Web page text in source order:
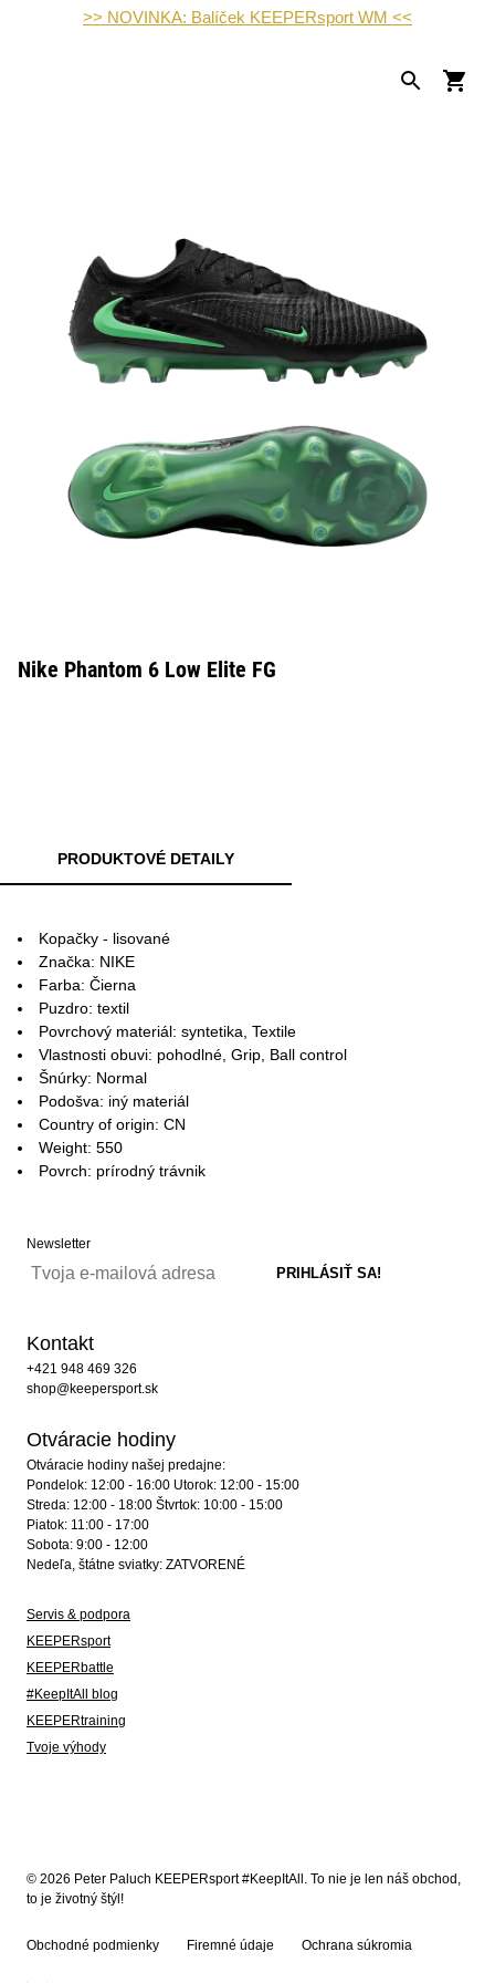
>> NOVINKA: Balíček KEEPERsport WM <<
Nike Phantom 6 Low Elite FG
PRODUKTOVÉ DETAILY
Kopačky - lisované
Značka: NIKE
Farba: Čierna
Puzdro: textil
Povrchový materiál: syntetika, Textile
Vlastnosti obuvi: pohodlné, Grip, Ball control
Šnúrky: Normal
Podošva: iný materiál
Country of origin: CN
Weight: 550
Povrch: prírodný trávnik
Newsletter
Kontakt
+421 948 469 326
shop@keepersport.sk
Otváracie hodiny
Otváracie hodiny našej predajne:
Pondelok: 12:00 - 16:00 Utorok: 12:00 - 15:00
Streda: 12:00 - 18:00 Štvrtok: 10:00 - 15:00
Piatok: 11:00 - 17:00
Sobota: 9:00 - 12:00
Nedeľa, štátne sviatky: ZATVORENÉ
Servis & podpora
KEEPERsport
KEEPERbattle
#KeepItAll blog
KEEPERtraining
Tvoje výhody
© 2026 Peter Paluch KEEPERsport #KeepItAll. To nie je len náš obchod,
to je životný štýl!
Obchodné podmienky Firemné údaje Ochrana súkromia